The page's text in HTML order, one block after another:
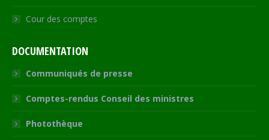
Cour des comptes
DOCUMENTATION
Communiqués de presse
Comptes-rendus Conseil des ministres
Photothèque